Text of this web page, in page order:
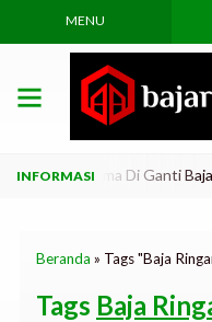
MENU
Atap Lama Di Ganti Baja
Beranda » Tags "Baja
Tags Baja